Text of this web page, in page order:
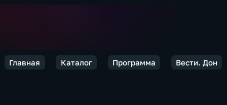
Главная Каталог Программа Вести. Дон